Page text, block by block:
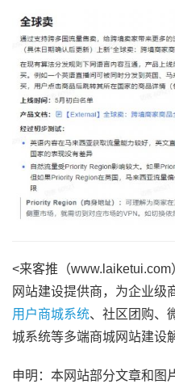
<来客推（www.laiketui.com
网站建设提供商，为企业级
用户商城系统、社区团购、
城系统等多端商城网站建设
申明：本网站部分文章和图